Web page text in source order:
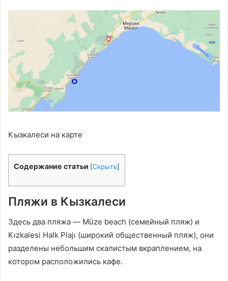
Кызкалеси на карте
Содержание статьи [Скрыть]
Пляжи в Кызкалеси
Здесь два пляжа — Müze beach (семейный пляж) и
Kızkalesi Halk Plajı (широкий общественный пляж), они
разделены небольшим скалистым вкраплением, на
котором расположились кафе.